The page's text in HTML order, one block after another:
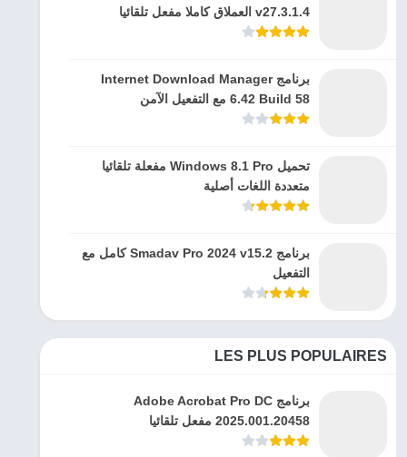
v27.3.1.4 العملاق كاملا مفعل تلقائيا
برنامج Internet Download Manager
6.42 Build 58 مع التفعيل الآمن
تحميل Windows 8.1 Pro مفعلة تلقائيا
متعددة اللغات أصلية
برنامج Smadav Pro 2024 v15.2 كامل مع
التفعيل
LES PLUS POPULAIRES
برنامج Adobe Acrobat Pro DC
2025.001.20458 مفعل تلقائيا